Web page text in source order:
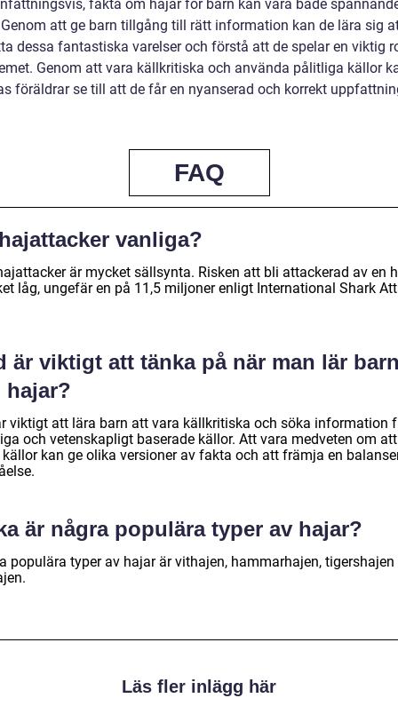
fakta om hajar för barn kan vara både
att ge barn tillgång till rätt information kan de lära sig
dessa fantastiska varelser och förstå att de spelar en viktig
Genom att vara källkritiska och använda pålitliga källor
föräldrar se till att de får en nyanserad och korrekt
FAQ
vanliga?
är mycket sällsynta. Risken att bli attackerad av en
låg, ungefär en på 11,5 miljoner enligt International Shark
är viktigt att tänka på när man lär
hajar?
viktigt att lära barn att vara källkritiska och söka information
och vetenskapligt baserade källor. Att vara medveten om att
kan ge olika versioner av fakta och att främja en
är några populära typer av hajar?
populära typer av hajar är vithajen, hammarhajen, tigershajen
Läs fler inlägg här